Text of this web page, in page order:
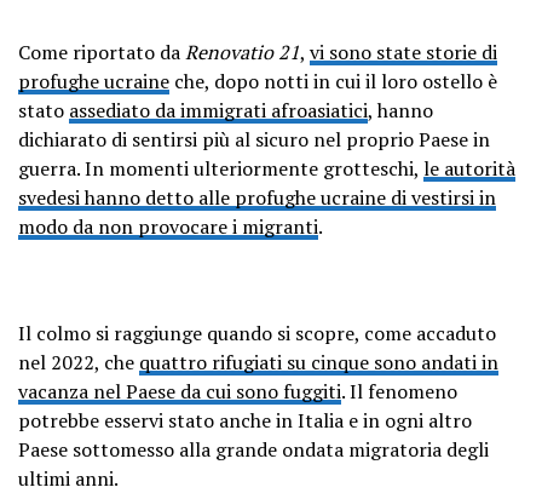
Come riportato daRenovatio 21, vi sono state storie di
profughe ucraine che, dopo notti in cui il loro ostello è
stato assediato da immigrati afroasiatici, hanno
dichiarato di sentirsi più al sicuro nel proprio Paese in
guerra. In momenti ulteriormente grotteschi, le autorità
svedesi hanno detto alle profughe ucraine di vestirsi in
modo da non provocare i migranti.
Il colmo si raggiunge quando si scopre, come accaduto
nel 2022, che quattro rifugiati su cinque sono andati in
vacanza nel Paese da cui sono fuggiti. Il fenomeno
potrebbe esservi stato anche in Italia e in ogni altro
Paese sottomesso alla grande ondata migratoria degli
ultimi anni.